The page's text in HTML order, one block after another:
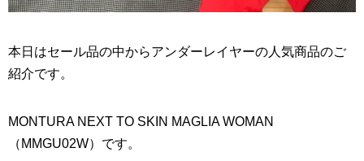
本日はセール品の中からアンダーレイヤーの人気商品のご
紹介です。
MONTURA NEXT TO SKIN MAGLIA WOMAN
（MMGU02W）です。